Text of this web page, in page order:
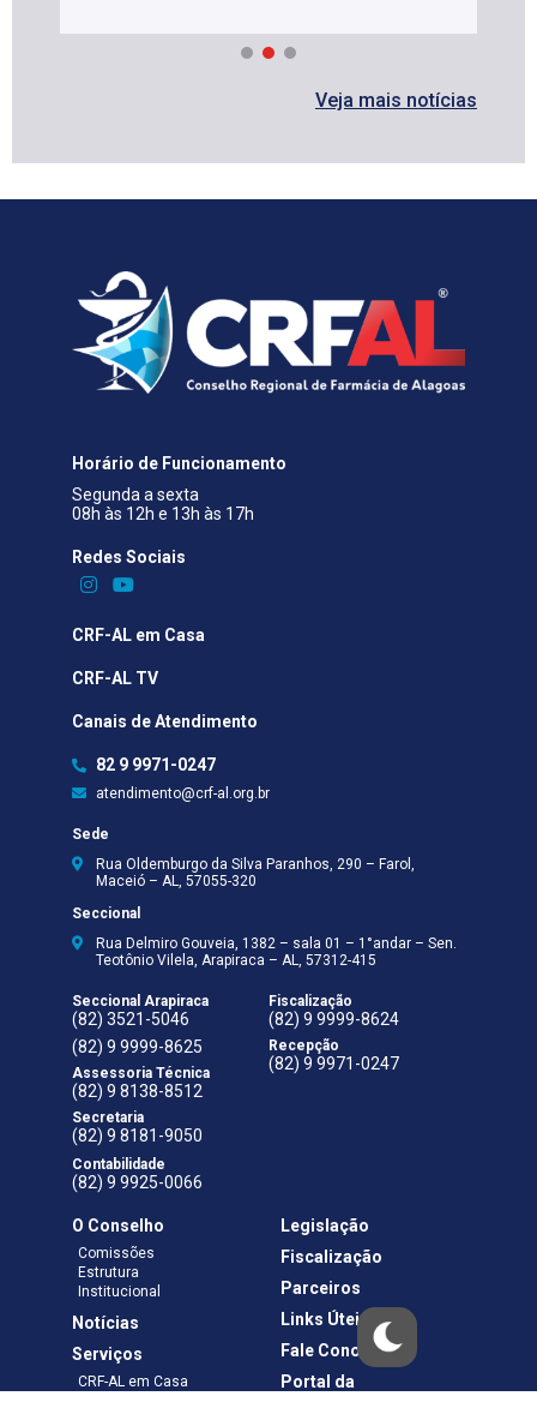
Veja mais notícias
Horário de Funcionamento
Segunda a sexta
08h às 12h e 13h às 17h
Redes Sociais​
CRF-AL em Casa
CRF-AL TV
Canais de Atendimento
82 9 9971-0247
atendimento@crf-al.org.br
Sede
Rua Oldemburgo da Silva Paranhos, 290 – Farol,
Maceió – AL, 57055-320
Seccional
Rua Delmiro Gouveia, 1382 – sala 01 – 1°andar – Sen.
Teotônio Vilela, Arapiraca – AL, 57312-415
Seccional Arapiraca
(82) 3521-5046
(82) 9 9999-8625
Assessoria Técnica
(82) 9 8138-8512
Secretaria
(82) 9 8181-9050
Contabilidade
(82) 9 9925-0066
Fiscalização
(82) 9 9999-8624
Recepção
(82) 9 9971-0247
O Conselho
Comissões
Estrutura
Institucional
Notícias
Serviços
CRF-AL em Casa
Legislação
Fiscalização
Parceiros
Links Úteis
Fale Conosco
Portal da